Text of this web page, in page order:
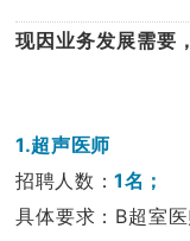
五官科（5楼）
肿瘤血液病科（6楼）
肾病内分泌科（9楼）
泌尿外科专家
急诊科专家
妇产科专家
现因业务发展需要
1.超声医师
招聘人数：1名；
具体要求：B超室